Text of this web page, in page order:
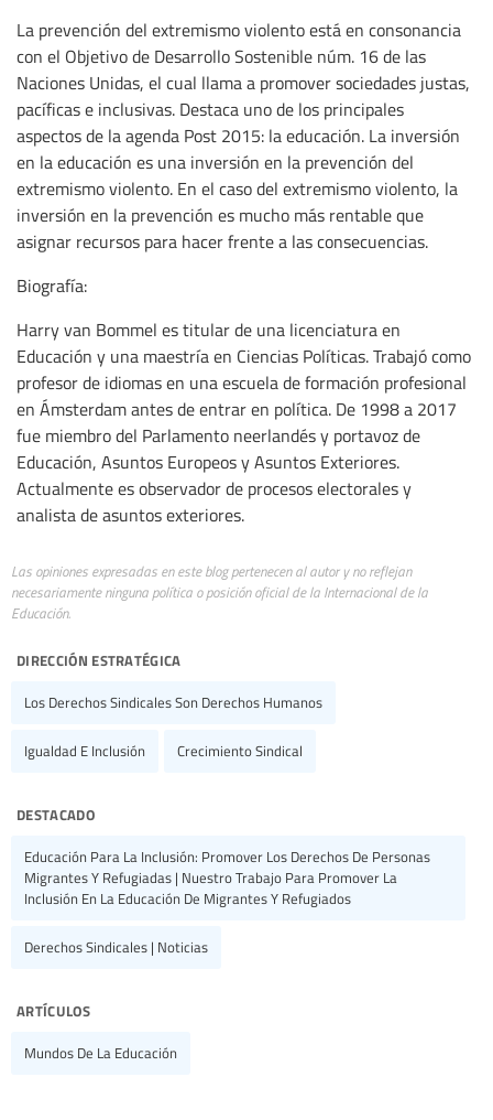
La prevención del extremismo violento está en consonancia
con el Objetivo de Desarrollo Sostenible núm. 16 de las
Naciones Unidas, el cual llama a promover sociedades justas,
pacíficas e inclusivas. Destaca uno de los principales
aspectos de la agenda Post 2015: la educación. La inversión
en la educación es una inversión en la prevención del
extremismo violento. En el caso del extremismo violento, la
inversión en la prevención es mucho más rentable que
asignar recursos para hacer frente a las consecuencias.
Biografía:
Harry van Bommel es titular de una licenciatura en
Educación y una maestría en Ciencias Políticas. Trabajó como
profesor de idiomas en una escuela de formación profesional
en Ámsterdam antes de entrar en política. De 1998 a 2017
fue miembro del Parlamento neerlandés y portavoz de
Educación, Asuntos Europeos y Asuntos Exteriores.
Actualmente es observador de procesos electorales y
analista de asuntos exteriores.
Las opiniones expresadas en este blog pertenecen al autor y no reflejan
necesariamente ninguna política o posición oficial de la Internacional de la
Educación.
dirección estratégica
Los Derechos Sindicales Son Derechos Humanos
Igualdad E Inclusión Crecimiento Sindical
destacado
Educación Para La Inclusión: Promover Los Derechos De Personas
Migrantes Y Refugiadas | Nuestro Trabajo Para Promover La
Inclusión En La Educación De Migrantes Y Refugiados
Derechos Sindicales | Noticias
artículos
Mundos De La Educación